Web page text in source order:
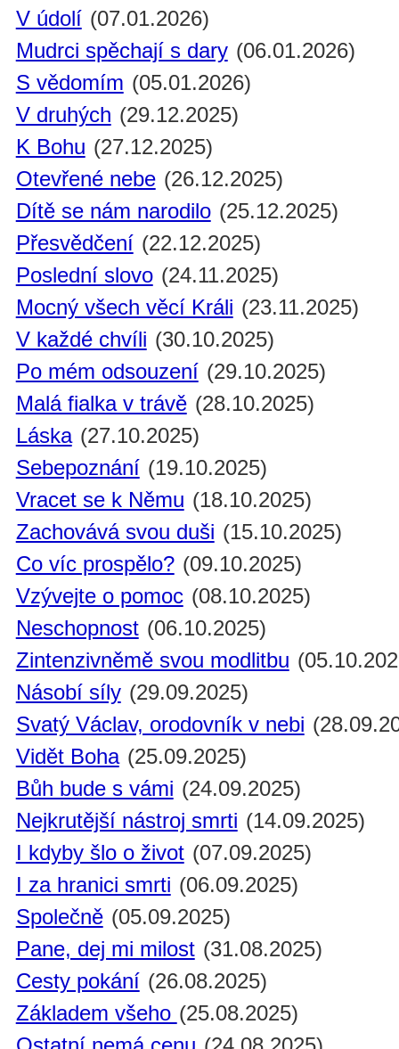
V údolí (07.01.2026)
Mudrci spěchají s dary (06.01.2026)
S vědomím (05.01.2026)
V druhých (29.12.2025)
K Bohu (27.12.2025)
Otevřené nebe (26.12.2025)
Dítě se nám narodilo (25.12.2025)
Přesvědčení (22.12.2025)
Poslední slovo (24.11.2025)
Mocný všech věcí Králi (23.11.2025)
V každé chvíli (30.10.2025)
Po mém odsouzení (29.10.2025)
Malá fialka v trávě (28.10.2025)
Láska (27.10.2025)
Sebepoznání (19.10.2025)
Vracet se k Němu (18.10.2025)
Zachovává svou duši (15.10.2025)
Co víc prospělo? (09.10.2025)
Vzývejte o pomoc (08.10.2025)
Neschopnost (06.10.2025)
Zintenzivněmě svou modlitbu
Násobí síly (29.09.2025)
Svatý Václav, orodovník v nebi
Vidět Boha (25.09.2025)
Bůh bude s vámi (24.09.2025)
Nejkrutější nástroj smrti (14.09.2025)
I kdyby šlo o život (07.09.2025)
I za hranici smrti (06.09.2025)
Společně (05.09.2025)
Pane, dej mi milost (31.08.2025)
Cesty pokání (26.08.2025)
Základem všeho (25.08.2025)